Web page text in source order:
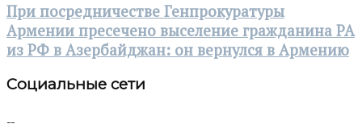
При посредничестве Генпрокуратуры
Армении пресечено выселение гражданина РА
из РФ в Азербайджан: он вернулся в Армению
Социальные сети